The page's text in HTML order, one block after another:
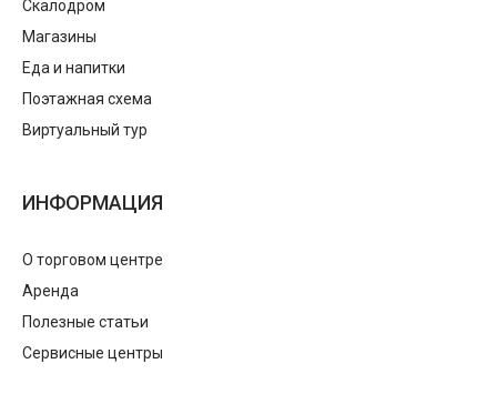
Скалодром
Магазины
Еда и напитки
Поэтажная схема
Виртуальный тур
ИНФОРМАЦИЯ
О торговом центре
Аренда
Полезные статьи
Сервисные центры